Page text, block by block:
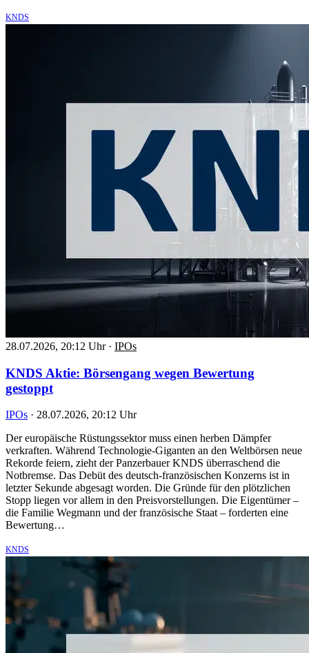
KNDS
28.07.2026, 20:12 Uhr · IPOs
KNDS Aktie: Börsengang wegen Bewertung
gestoppt
IPOs · 28.07.2026, 20:12 Uhr
Der europäische Rüstungssektor muss einen herben Dämpfer
verkraften. Während Technologie-Giganten an den Weltbörsen neue
Rekorde feiern, zieht der Panzerbauer KNDS überraschend die
Notbremse. Das Debüt des deutsch-französischen Konzerns ist in
letzter Sekunde abgesagt worden. Die Gründe für den plötzlichen
Stopp liegen vor allem in den Preisvorstellungen. Die Eigentümer –
die Familie Wegmann und der französische Staat – forderten eine
Bewertung…
KNDS